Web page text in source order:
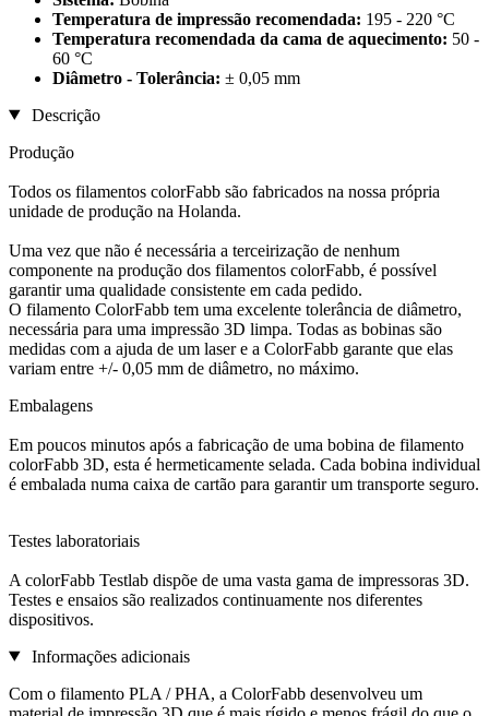
Temperatura de impressão recomendada: 195 - 220 °C
Temperatura recomendada da cama de aquecimento: 50 -
60 °C
Diâmetro - Tolerância: ± 0,05 mm
Descrição
Produção
Todos os filamentos colorFabb são fabricados na nossa própria
unidade de produção na Holanda.
Uma vez que não é necessária a terceirização de nenhum
componente na produção dos filamentos colorFabb, é possível
garantir uma qualidade consistente em cada pedido.
O filamento ColorFabb tem uma excelente tolerância de diâmetro,
necessária para uma impressão 3D limpa. Todas as bobinas são
medidas com a ajuda de um laser e a ColorFabb garante que elas
variam entre +/- 0,05 mm de diâmetro, no máximo.
Embalagens
Em poucos minutos após a fabricação de uma bobina de filamento
colorFabb 3D, esta é hermeticamente selada. Cada bobina individual
é embalada numa caixa de cartão para garantir um transporte seguro.
Testes laboratoriais
A colorFabb Testlab dispõe de uma vasta gama de impressoras 3D.
Testes e ensaios são realizados continuamente nos diferentes
dispositivos.
Informações adicionais
Com o filamento PLA / PHA, a ColorFabb desenvolveu um